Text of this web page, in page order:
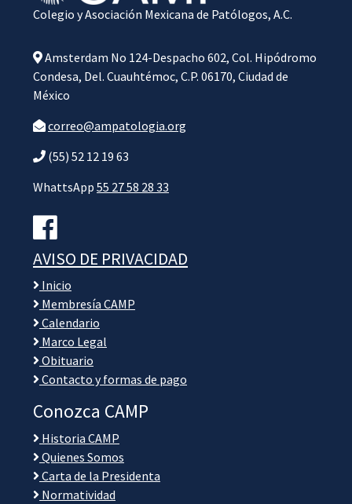
Colegio y Asociación Mexicana de Patólogos, A.C.
Amsterdam No 124-Despacho 602, Col. Hipódromo
Condesa, Del. Cuauhtémoc, C.P. 06170, Ciudad de
México
correo@ampatologia.org
(55) 52 12 19 63
WhattsApp 55 27 58 28 33
AVISO DE PRIVACIDAD
Inicio
Membresía CAMP
Calendario
Marco Legal
Obituario
Contacto y formas de pago
Conozca CAMP
Historia CAMP
Quienes Somos
Carta de la Presidenta
Normatividad